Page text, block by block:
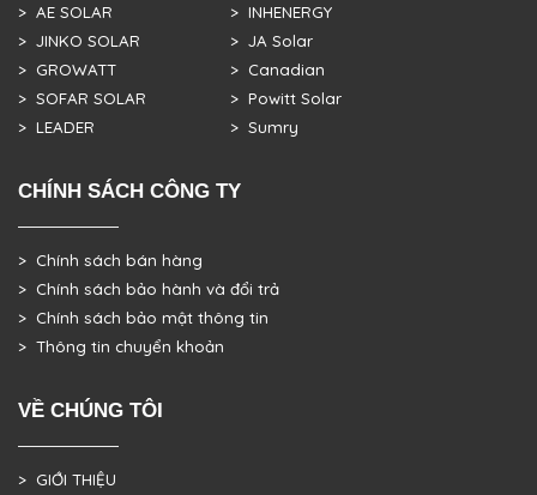
> AE SOLAR
> JINKO SOLAR
> GROWATT
> SOFAR SOLAR
> LEADER
> INHENERGY
> JA Solar
> Canadian
> Powitt Solar
> Sumry
CHÍNH SÁCH CÔNG TY
> Chính sách bán hàng
> Chính sách bảo hành và đổi trả
> Chính sách bảo mật thông tin
> Thông tin chuyển khoản
VỀ CHÚNG TÔI
> GIỚI THIỆU